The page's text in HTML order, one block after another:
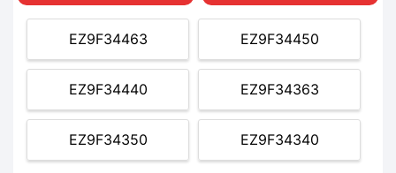
EZ9F34463 EZ9F34450
EZ9F34440 EZ9F34363
EZ9F34350 EZ9F34340